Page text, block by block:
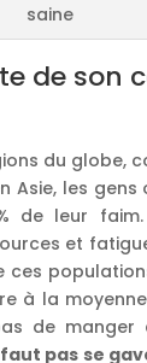
saine
de son
du globe,
Asie, les gens
de leur faim.
et
ces
à la
de manger
pas se